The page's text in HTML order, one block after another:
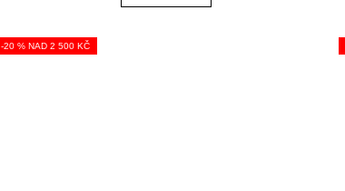
-20 % NAD 2 500 KČ